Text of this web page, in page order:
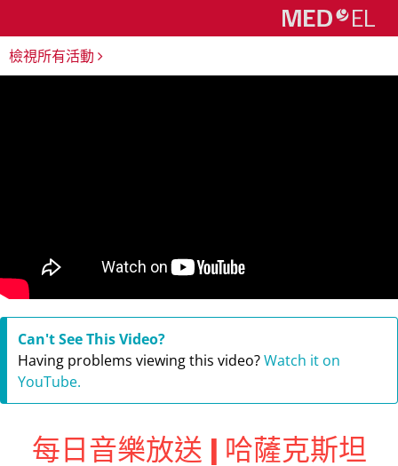
檢視所有活動
Can't See This Video?
Having problems viewing this video?Watch it on
YouTube.
每日音樂放送 | 哈薩克斯坦